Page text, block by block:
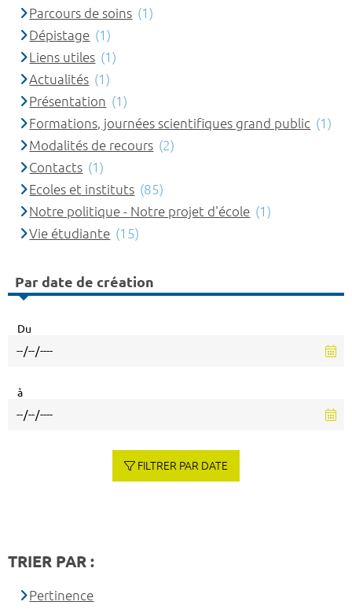
Parcours de soins (1)
Dépistage (1)
Liens utiles (1)
Actualités (1)
Présentation (1)
Formations, journées scientifiques grand public (1)
Modalités de recours (2)
Contacts (1)
Ecoles et instituts (85)
Notre politique - Notre projet d'école (1)
Vie étudiante (15)
Par date de création
Du
à
FILTRER PAR DATE
TRIER PAR :
Pertinence